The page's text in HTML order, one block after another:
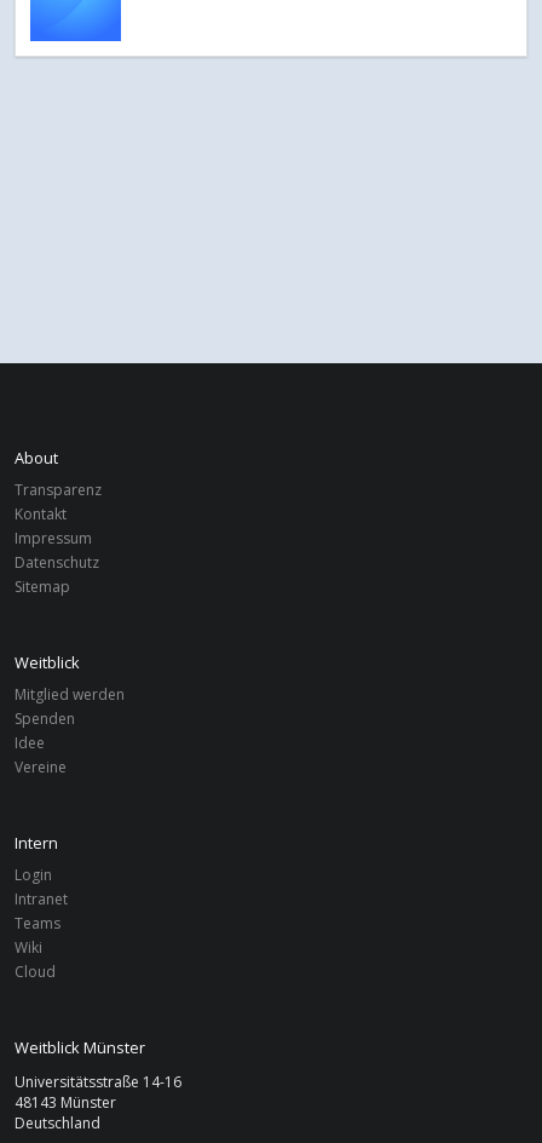
About
Transparenz
Kontakt
Impressum
Datenschutz
Sitemap
Weitblick
Mitglied werden
Spenden
Idee
Vereine
Intern
Login
Intranet
Teams
Wiki
Cloud
Weitblick Münster
Universitätsstraße 14-16
48143 Münster
Deutschland